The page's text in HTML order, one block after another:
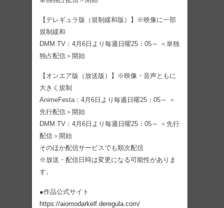
【デレギュラ版（規制緩和版）】※映像に一部
規制緩和
DMM TV：4月6日より毎週日曜25：05～ ＜単独
独占配信＞開始
【オンエア版（放送版）】※映像・音声ともに
大きく規制
AnimeFesta：4月6日より毎週日曜25：05～ ＜
先行配信＞開始
DMM TV：4月6日より毎週日曜25：05～ ＜先行
配信＞開始
そのほか配信サービスでも順次配信
※放送・配信日時は変更になる可能性がありま
す。
●作品公式サイト
https://aiomodarkelf.deregula.com/